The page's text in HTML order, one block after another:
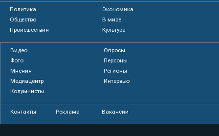
Политика
Экономика
Общество
В мире
Происшествия
Культура
Видео
Опросы
Фото
Персоны
Мнения
Регионы
Медиацентр
Интервью
Колумнисты
Контакты Реклама Вакансии